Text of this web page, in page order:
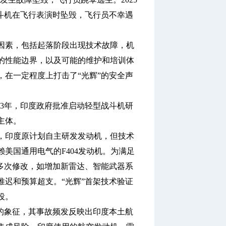
机在飞行表演时坠毁，飞行员不幸遇
，包括起落阶段出现技术故障，机
性能边界，以及可能的维护和培训体
一定程度上打击了“光辉”的安全声
，印度政府批准启动轻型战斗机研
。
度原计划自主研发发动机，但技术
国通用电气的F404发动机。为满足
次修改，如增加新雷达、智能武器系
和预算超支。“光辉”首架技术验证
征，其事故频发反映出印度本土航